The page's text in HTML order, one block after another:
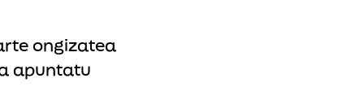
ongizatea
apuntatu